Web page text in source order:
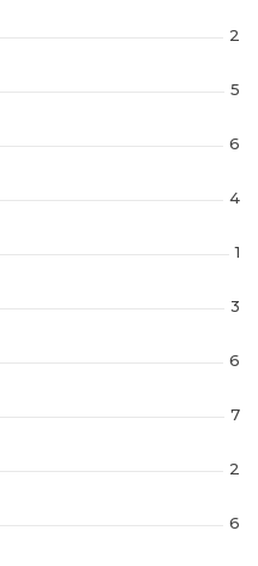
2
5
6
4
1
3
6
7
2
6